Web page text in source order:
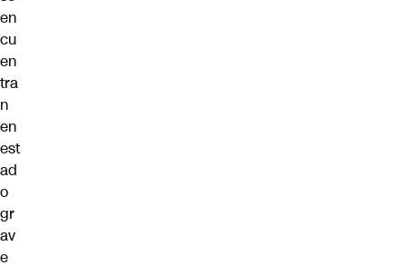
en
cu
en
tra
n
en
est
ad
o
gr
av
e